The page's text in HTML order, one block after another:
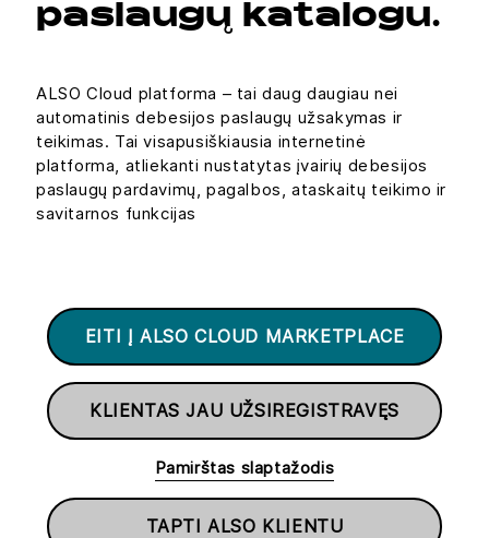
paslaugų katalogu.
ALSO Cloud platforma – tai daug daugiau nei
automatinis debesijos paslaugų užsakymas ir
teikimas. Tai visapusiškiausia internetinė
platforma, atliekanti nustatytas įvairių debesijos
paslaugų pardavimų, pagalbos, ataskaitų teikimo ir
savitarnos funkcijas
EITI Į ALSO CLOUD MARKETPLACE
KLIENTAS JAU UŽSIREGISTRAVĘS
Pamirštas slaptažodis
TAPTI ALSO KLIENTU